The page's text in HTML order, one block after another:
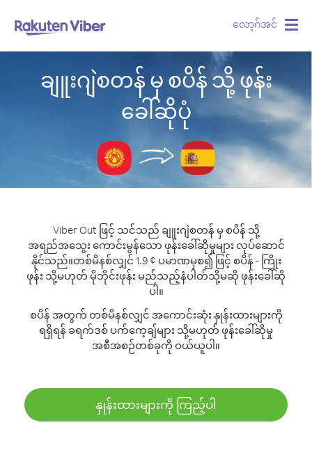
လော့ဂ်အင်
ချူးဂျဲစတန် မှ စပိန် သို့ ဖုန်း
ခေါ်ဆိုပုံ
Viber Out ဖြင့် သင်သည် ချူးဂျဲစတန် မှ စပိန် သို့
အရည်အသွေး ကောင်းမွန်သော ဖုန်းခေါ်ဆိုမှုများ လုပ်ဆောင်
နိုင်သည်။တစ်မိနစ်လျှင် 1.9 ¢ ပမာဏမှစ၍ ဖြင့် စပိန် - ကြိုး
ဖုန်း သို့မဟုတ် မိုဘိုင်းဖုန်း မည်သည့်နံပါတ်သို့မဆို ဖုန်းခေါ်ဆို
ပါ။
စပိန် အတွက် တစ်မိနစ်လျှင် အကောင်းဆုံး နှုန်းထားများကို
ရရှိရန် ခရက်ဒစ် ပက်ကေ့ချ်များ သို့မဟုတ် ဖုန်းခေါ်ဆိုမှု
အစီအစဉ်တစ်ခုကို ဝယ်ယူပါ။
နှုန်းထားများကို ကြည့်ပါ